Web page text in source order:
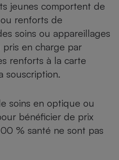
jeunes comportent de
renforts de
soins ou appareillages
en charge par
renforts à la carte
souscription.
soins en optique ou
bénéficier de prix
% santé ne sont pas